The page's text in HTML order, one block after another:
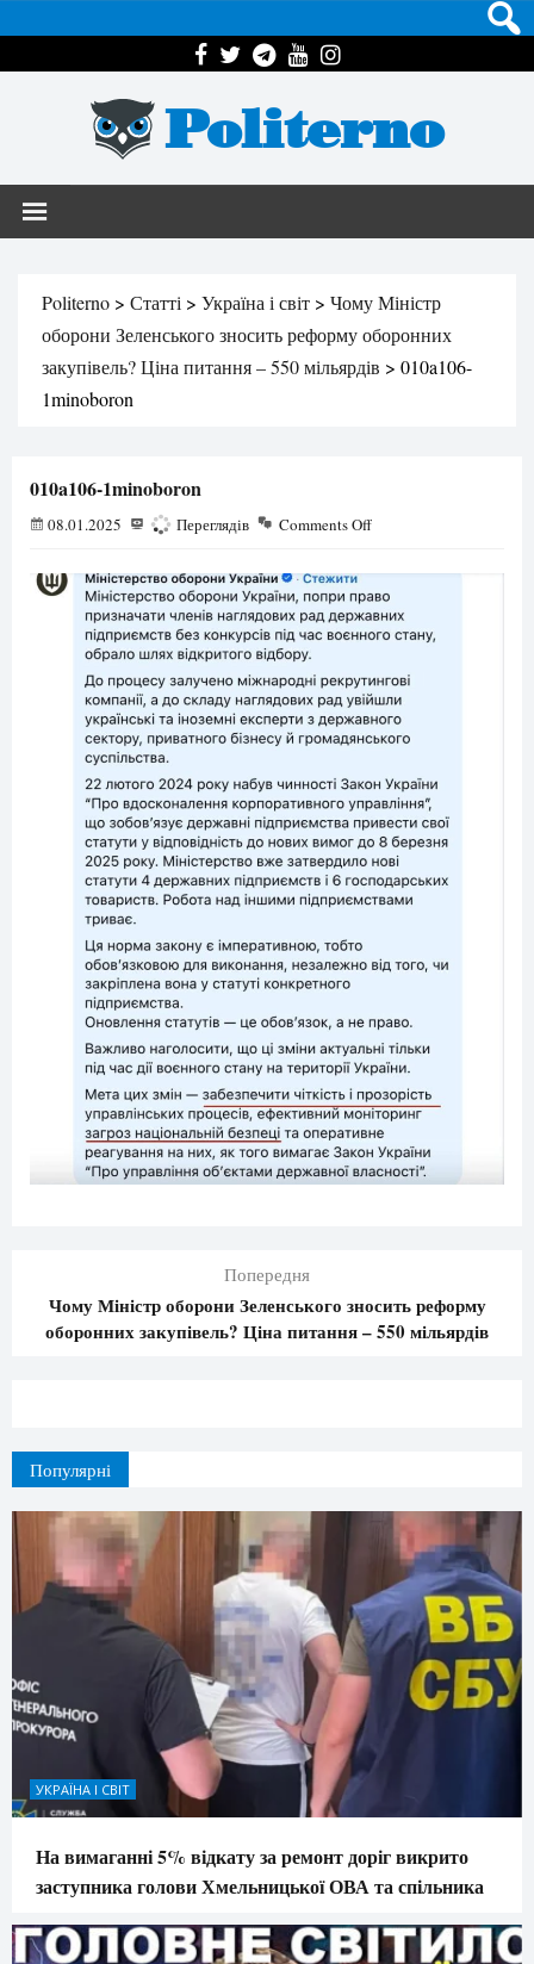
Politerno
Politerno > Статті > Україна і світ > Чому Міністр
оборони Зеленського зносить реформу оборонних
закупівель? Ціна питання – 550 мільярдів > 010a106-
1minoboron
010a106-1minoboron
08.01.2025 145 Переглядів Comments Off
Попередня
Чому Міністр оборони Зеленського зносить реформу
оборонних закупівель? Ціна питання – 550 мільярдів
Популярні
УКРАЇНА І СВІТ
На вимаганні 5% відкату за ремонт доріг викрито
заступника голови Хмельницької ОВА та спільника